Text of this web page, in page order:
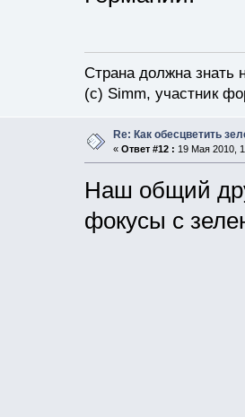
Страна должна знать
(c) Simm, участник
Re: Как обесцветить
« Ответ #12 : 19 Мая 2010,
Наш общий
фокусы с